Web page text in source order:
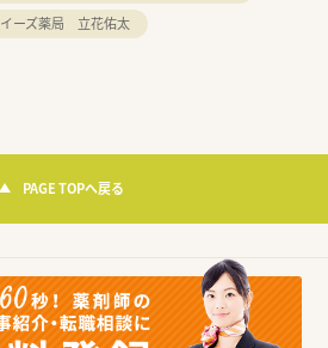
イーズ薬局 立花佑太
PAGE TOPへ戻る